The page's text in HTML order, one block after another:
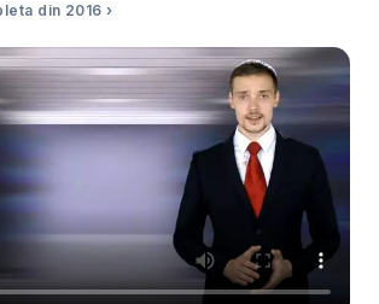
din 2016 ›